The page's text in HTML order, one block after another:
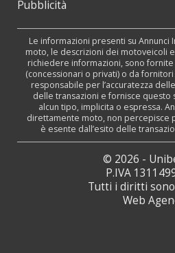
Pubblicità
Le informazioni presenti su Annunci
moto, le descrizioni dei motoveicoli
richiedere informazioni, sono
(concessionari o privati) o da
responsabile per l’accuratezza
delle transazioni e fornisce questo
alcun tipo, implicita o espressa.
direttamente moto, non percepisce
è esente dall’esito delle
© 2026 -
P.IVA
Tutti i diritti
Web